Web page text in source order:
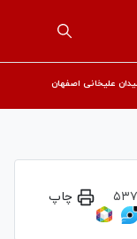
علیخانی اصفهان
چاپ